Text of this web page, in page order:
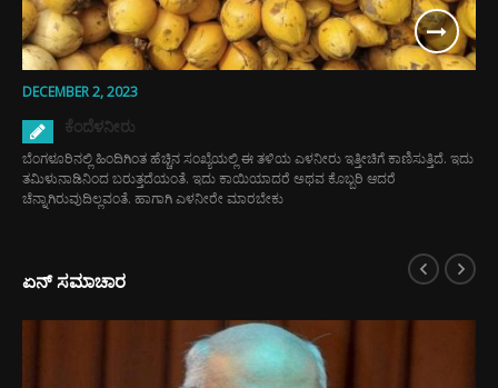
DECEMBER 2, 2023
ಕೆಂದೆಳನೀರು
ಬೆಂಗಳೂರಿನಲ್ಲಿ ಹಿಂದಿಗಿಂತ ಹೆಚ್ಚಿನ ಸಂಖ್ಯೆಯಲ್ಲಿ ಈ ತಳಿಯ ಎಳನೀರು ಇತ್ತೀಚಿಗೆ ಕಾಣಿಸುತ್ತಿದೆ. ಇದು
ತಮಿಳುನಾಡಿನಿಂದ ಬರುತ್ತದೆಯಂತೆ. ಇದು ಕಾಯಿಯಾದರೆ ಅಥವ ಕೊಬ್ಬರಿ ಆದರೆ
ಚೆನ್ನಾಗಿರುವುದಿಲ್ಲವಂತೆ. ಹಾಗಾಗಿ ಎಳನೀರೇ ಮಾರಬೇಕು
ಏನ್ ಸಮಾಚಾರ